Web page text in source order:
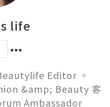
life
Editor 。
&amp; Beauty 客
Ambassador